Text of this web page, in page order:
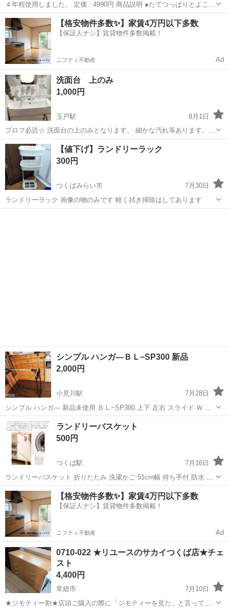
４年程使用しました。 定価 : 4990円 商品説明 ●たてつっぱりとよこ伸
縮タイプなので、今まで洗濯機ラックが置けなかった所にも設置でき
る ●たてにも伸縮できるので段差のある天井にも設置できます。 ●防
水パンの内側に...
茨城 鹿嶋市 鹿島神宮駅 収納家具
【格安物件多数✨】家賃4万円以下多数
【保証人ナシ】賃貸物件多数掲載！
ニフティ不動産 Ad
洗面台 上のみ
1,000円
玉戸駅
8月1日
プロフ必読☆ 洗面台の上のみとなります。 細かな汚れ等あります。
写真3枚目、ネジを止めたところを蓋する白いプラスチック蓋が一つあ
りません。 写真4枚目のように、その蓋が外すときに傷つけてしまっ
てあります。 電球もあります...
茨城 筑西市 玉戸駅 収納家具
【値下げ】ランドリーラック
300円
つくばみらい市
7月30日
ランドリーラック 画像の物のみです 軽く拭き掃除はしてあります
シンプル ハンガ―ＢＬ−SP300 新品
2,000円
小見川駅
7月28日
シンプル ハンガ― 新品未使用 ＢＬ−SP300 上下 左右 スライド Ｗ ハ
ンガ― 👍ラッキー サイズ Ｗ985〜1.370ＸD480 Ｈ950 〜16.00 ㍉ 梱包
用ケ―ス破損の為...
茨城 神栖市 小見川駅 収納家具
ランドリーバスケット
500円
つくば駅
7月16日
ランドリーバスケット 折りたたみ 洗濯かご 51cm幅 持ち手付 防水 ス
リム コンパクト アイボリー | 超軽量で大容量な洗濯かご 2026購入
茨城 つくば市 つくば駅 収納家具 ランドリー
【格安物件多数✨】家賃4万円以下多数
【保証人ナシ】賃貸物件多数掲載！
ニフティ不動産 Ad
0710-022 ★リユースのサカイつくば店★チェ
スト
4,400円
常総市
7月10日
★ジモティー割★店頭ご購入の際に「ジモティーを見た」と言ってい